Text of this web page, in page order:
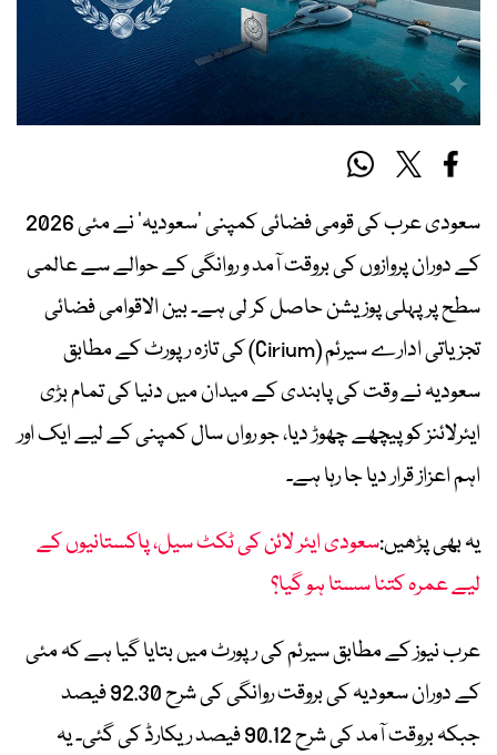
سعودی عرب کی قومی فضائی کمپنی ’سعودیہ‘ نے مئی 2026
کے دوران پروازوں کی بروقت آمد و روانگی کے حوالے سے عالمی
سطح پر پہلی پوزیشن حاصل کر لی ہے۔ بین الاقوامی فضائی
تجزیاتی ادارے سیرئم (Cirium) کی تازہ رپورٹ کے مطابق
سعودیہ نے وقت کی پابندی کے میدان میں دنیا کی تمام بڑی
ایئرلائنز کو پیچھے چھوڑ دیا، جو رواں سال کمپنی کے لیے ایک اور
اہم اعزاز قرار دیا جا رہا ہے۔
یہ بھی پڑھیں:سعودی ایئر لائن کی ٹکٹ سیل، پاکستانیوں کے
لیے عمرہ کتنا سستا ہو گیا؟
عرب نیوز کے مطابق سیرئم کی رپورٹ میں بتایا گیا ہے کہ مئی
کے دوران سعودیہ کی بروقت روانگی کی شرح 92.30 فیصد
جبکہ بروقت آمد کی شرح 90.12 فیصد ریکارڈ کی گئی۔ یہ